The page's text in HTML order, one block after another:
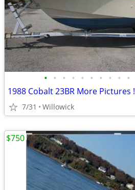
• • • • • • • • • •
1988 Cobalt 23BR More Pictures !
7/31 Willowick
$750